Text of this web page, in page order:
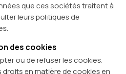
que ces sociétés traitent à
leurs politiques de
des cookies
ou de refuser les cookies.
en matière de cookies en